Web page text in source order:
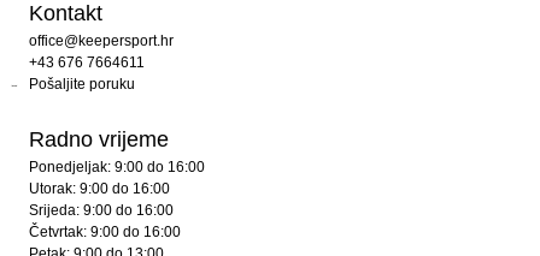
Kontakt
office@keepersport.hr
+43 676 7664611
Pošaljite poruku
Radno vrijeme
Ponedjeljak: 9:00 do 16:00
Utorak: 9:00 do 16:00
Srijeda: 9:00 do 16:00
Četvrtak: 9:00 do 16:00